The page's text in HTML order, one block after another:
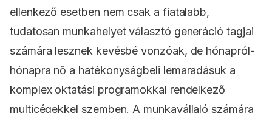
ellenkező esetben nem csak a fiatalabb,
tudatosan munkahelyet választó generáció tagjai
számára lesznek kevésbé vonzóak, de hónapról-
hónapra nő a hatékonyságbeli lemaradásuk a
komplex oktatási programokkal rendelkező
multicégekkel szemben. A munkavállaló számára